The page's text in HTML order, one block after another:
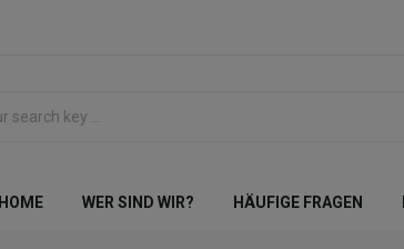
HOME WER SIND WIR? HÄUFIGE FRAGEN